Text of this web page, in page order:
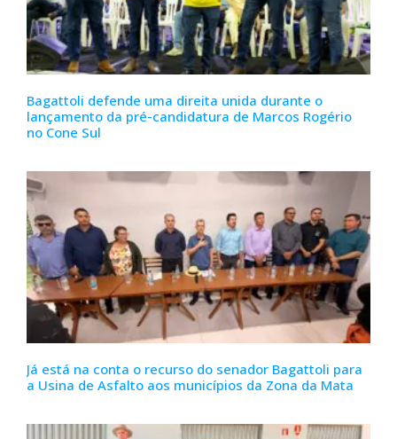
Bagattoli defende uma direita unida durante o
lançamento da pré-candidatura de Marcos Rogério
no Cone Sul
Já está na conta o recurso do senador Bagattoli para
a Usina de Asfalto aos municípios da Zona da Mata